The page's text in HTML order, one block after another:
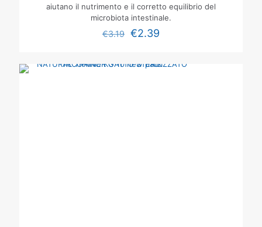
aiutano il nutrimento e il corretto equilibrio del
microbiota intestinale.
€3.19 €2.39